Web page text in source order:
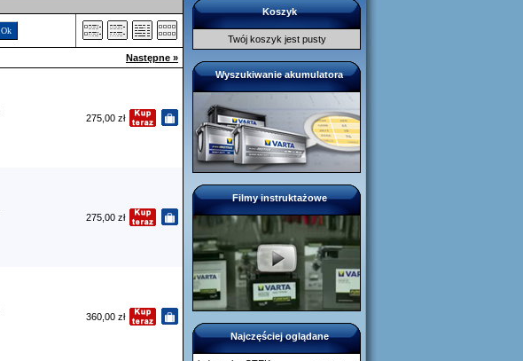
Następne »
275,00 zł
275,00 zł
360,00 zł
Koszyk
Twój koszyk jest pusty
Wyszukiwanie akumulatora
Filmy instruktażowe
Najczęściej oglądane